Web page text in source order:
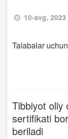
10-avg, 2023
Talabalar
Tibbiyot oliy
sertifikati
beriladi